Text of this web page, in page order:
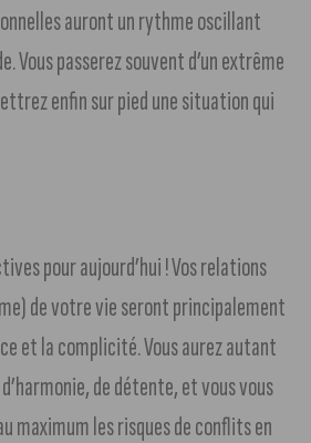
auront un rythme oscillant
Vous passerez souvent d’un extrême
enfin sur pied une situation qui
pour aujourd’hui ! Vos relations
de votre vie seront principalement
et la complicité. Vous aurez autant
de détente, et vous vous
maximum les risques de conflits en